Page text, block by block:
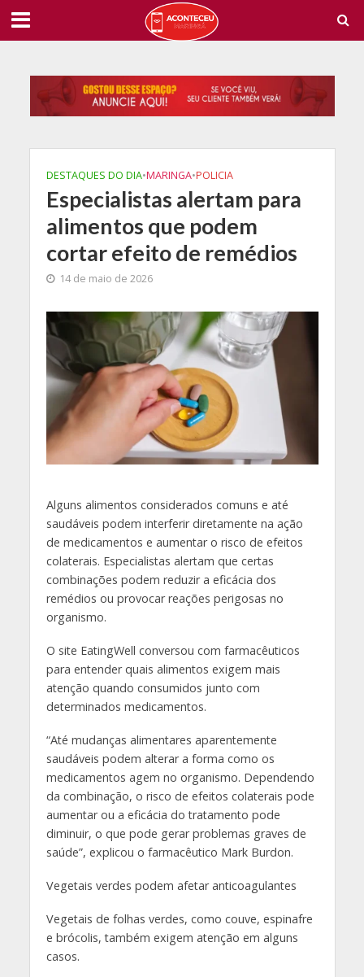
DESTAQUES DO DIA•MARINGA•POLICIA
Especialistas alertam para
alimentos que podem
cortar efeito de remédios
14 de maio de 2026
Alguns alimentos considerados comuns e até
saudáveis podem interferir diretamente na ação
de medicamentos e aumentar o risco de efeitos
colaterais. Especialistas alertam que certas
combinações podem reduzir a eficácia dos
remédios ou provocar reações perigosas no
organismo.
O site EatingWell conversou com farmacêuticos
para entender quais alimentos exigem mais
atenção quando consumidos junto com
determinados medicamentos.
“Até mudanças alimentares aparentemente
saudáveis podem alterar a forma como os
medicamentos agem no organismo. Dependendo
da combinação, o risco de efeitos colaterais pode
aumentar ou a eficácia do tratamento pode
diminuir, o que pode gerar problemas graves de
saúde”, explicou o farmacêutico Mark Burdon.
Vegetais verdes podem afetar anticoagulantes
Vegetais de folhas verdes, como couve, espinafre
e brócolis, também exigem atenção em alguns
casos.